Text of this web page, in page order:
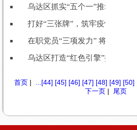
乌达区抓实“五个一”推动关心
打好“三张牌”，筑牢疫情防控“
在职党员“三项发力” 将服务基
乌达区打造“红色引擎”推动基
首页| [44] [45] [46] [47] [48] [49] [50]
下一页| 尾页